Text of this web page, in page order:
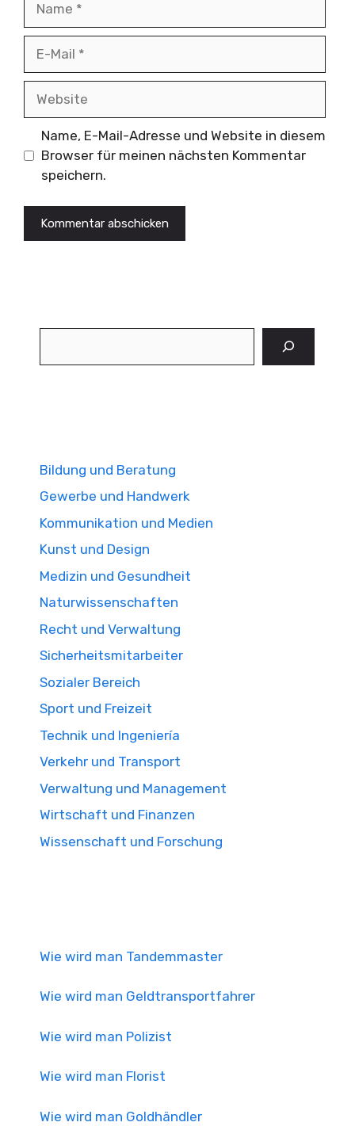
Name, E-Mail-Adresse und Website in diesem
Browser für meinen nächsten Kommentar
speichern.
Bildung und Beratung
Gewerbe und Handwerk
Kommunikation und Medien
Kunst und Design
Medizin und Gesundheit
Naturwissenschaften
Recht und Verwaltung
Sicherheitsmitarbeiter
Sozialer Bereich
Sport und Freizeit
Technik und Ingeniería
Verkehr und Transport
Verwaltung und Management
Wirtschaft und Finanzen
Wissenschaft und Forschung
Wie wird man Tandemmaster
Wie wird man Geldtransportfahrer
Wie wird man Polizist
Wie wird man Florist
Wie wird man Goldhändler